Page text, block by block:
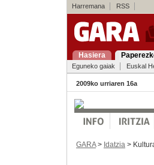
Harremana RSS
Hasiera
Eguneko gaiak Euskal
2009ko urriaren 16a
GARA> Idatzia >